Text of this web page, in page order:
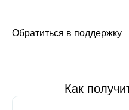
Обратиться в поддержку
Как